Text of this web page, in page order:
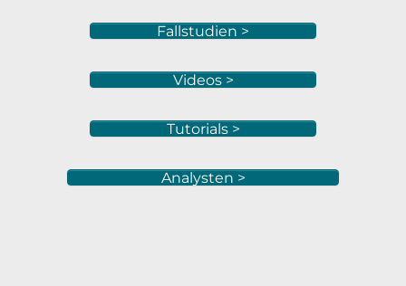
Fallstudien >
Videos >
Tutorials >
Analysten >